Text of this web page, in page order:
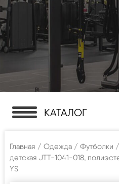
КАТАЛОГ
Главная / Одежда / Футболки
детская JTT-1041-018,
YS